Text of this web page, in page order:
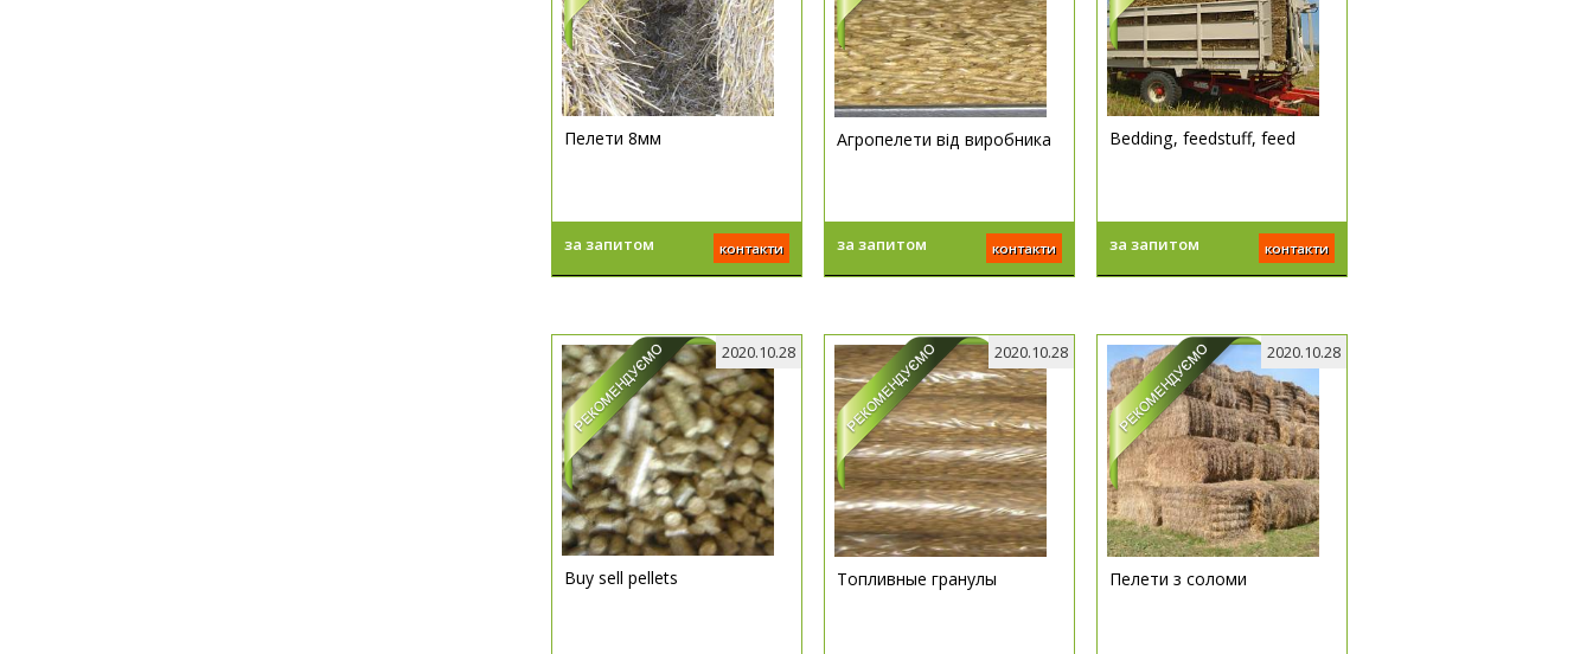
Пелети 8мм
за запитом контакти
Агропелети від виробника
за запитом контакти
Bedding, feedstuff, feed
за запитом контакти
Buy sell pellets
2020.10.28
Топливные гранулы
2020.10.28
Пелети з соломи
2020.10.28